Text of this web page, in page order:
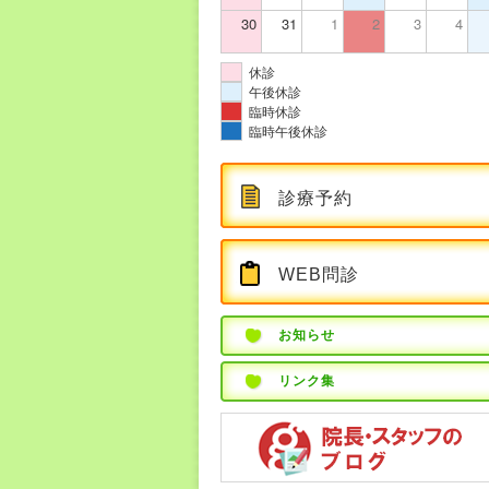
30 31 1 2 3 4
休診
午後休診
臨時休診
臨時午後休診
診療予約
WEB問診
お知らせ
リンク集